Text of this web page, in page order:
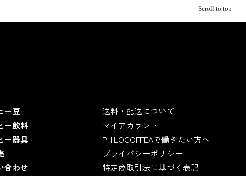
Scroll to top
ー豆
ー飲料
ー器具
合わせ
送料・配送について
マイアカウント
PHILOCOFFEAで働きたい方へ
プライバシーポリシー
特定商取引法に基づく表記